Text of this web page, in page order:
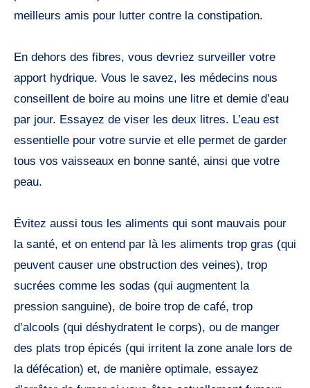
meilleurs amis pour lutter contre la constipation.
En dehors des fibres, vous devriez surveiller votre
apport hydrique. Vous le savez, les médecins nous
conseillent de boire au moins une litre et demie d’eau
par jour. Essayez de viser les deux litres. L’eau est
essentielle pour votre survie et elle permet de garder
tous vos vaisseaux en bonne santé, ainsi que votre
peau.
Évitez aussi tous les aliments qui sont mauvais pour
la santé, et on entend par là les aliments trop gras (qui
peuvent causer une obstruction des veines), trop
sucrées comme les sodas (qui augmentent la
pression sanguine), de boire trop de café, trop
d’alcools (qui déshydratent le corps), ou de manger
des plats trop épicés (qui irritent la zone anale lors de
la défécation) et, de manière optimale, essayez